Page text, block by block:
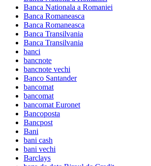
Banca Nationala a Romaniei
Banca Romaneasca
Banca Romaneasca
Banca Transilvania
Banca Transilvania
banci
bancnote
bancnote vechi
Banco Santander
bancomat
bancomat
bancomat Euronet
Bancoposta
Bancpost
Bani
bani cash
bani vechi
Barclays